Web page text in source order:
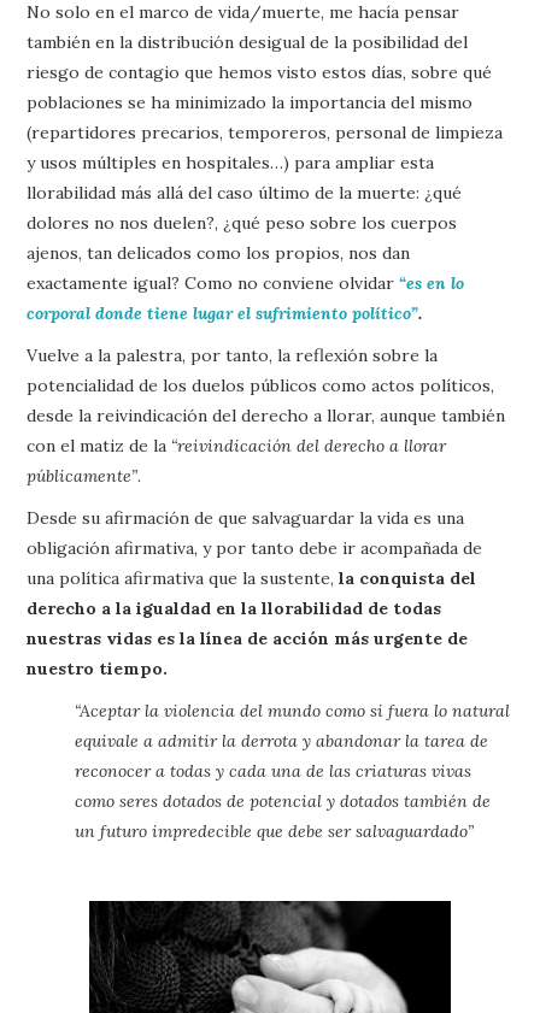
No solo en el marco de vida/muerte, me hacía pensar
también en la distribución desigual de la posibilidad del
riesgo de contagio que hemos visto estos días, sobre qué
poblaciones se ha minimizado la importancia del mismo
(repartidores precarios, temporeros, personal de limpieza
y usos múltiples en hospitales…) para ampliar esta
llorabilidad más allá del caso último de la muerte: ¿qué
dolores no nos duelen?, ¿qué peso sobre los cuerpos
ajenos, tan delicados como los propios, nos dan
exactamente igual? Como no conviene olvidar“es en lo
corporal donde tiene lugar el sufrimiento político”.
Vuelve a la palestra, por tanto, la reflexión sobre la
potencialidad de los duelos públicos como actos políticos,
desde la reivindicación del derecho a llorar, aunque también
con el matiz de la “reivindicación del derecho a llorar
públicamente”.
Desde su afirmación de que salvaguardar la vida es una
obligación afirmativa, y por tanto debe ir acompañada de
una política afirmativa que la sustente,la conquista del
derecho a la igualdad en la llorabilidad de todas
nuestras vidas es la línea de acción más urgente de
nuestro tiempo.
“Aceptar la violencia del mundo como si fuera lo natural
equivale a admitir la derrota y abandonar la tarea de
reconocer a todas y cada una de las criaturas vivas
como seres dotados de potencial y dotados también de
un futuro impredecible que debe ser salvaguardado”